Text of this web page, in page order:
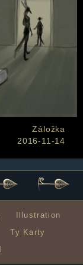
Záložka
2016-11-14
Illustration
Ty Karty